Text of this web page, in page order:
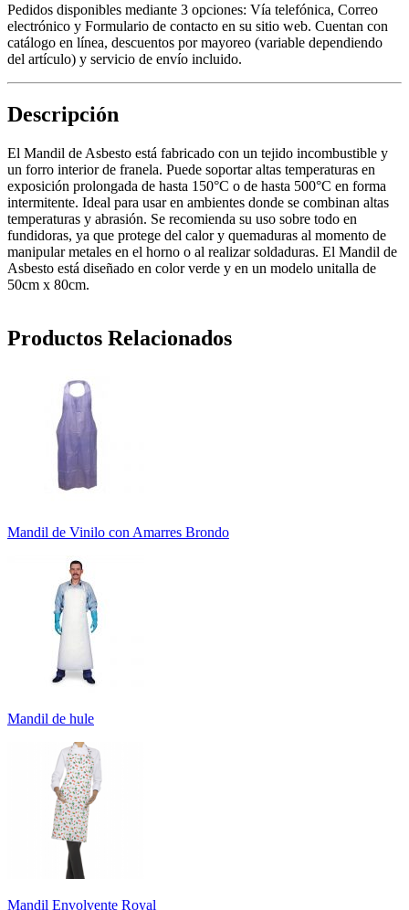
Pedidos disponibles mediante 3 opciones: Vía telefónica, Correo
electrónico y Formulario de contacto en su sitio web. Cuentan con
catálogo en línea, descuentos por mayoreo (variable dependiendo
del artículo) y servicio de envío incluido.
Descripción
El Mandil de Asbesto está fabricado con un tejido incombustible y
un forro interior de franela. Puede soportar altas temperaturas en
exposición prolongada de hasta 150°C o de hasta 500°C en forma
intermitente. Ideal para usar en ambientes donde se combinan altas
temperaturas y abrasión. Se recomienda su uso sobre todo en
fundidoras, ya que protege del calor y quemaduras al momento de
manipular metales en el horno o al realizar soldaduras. El Mandil de
Asbesto está diseñado en color verde y en un modelo unitalla de
50cm x 80cm.
Productos Relacionados
Mandil de Vinilo con Amarres Brondo
Mandil de hule
Mandil Envolvente Royal